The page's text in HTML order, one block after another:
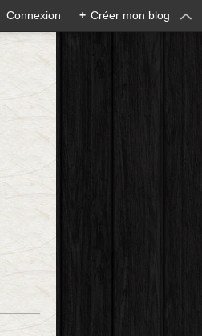
Connexion + Créer mon blog